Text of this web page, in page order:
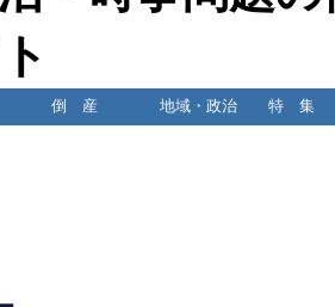
倒 産 地域・政治 特 集